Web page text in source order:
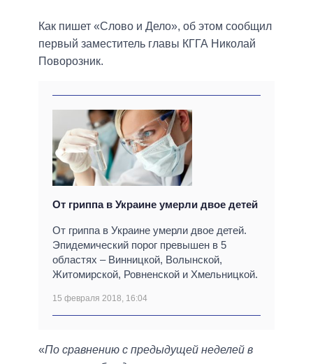
Как пишет «Слово и Дело», об этом сообщил
первый заместитель главы КГГА Николай
Поворозник.
От гриппа в Украине умерли двое детей
От гриппа в Украине умерли двое детей.
Эпидемический порог превышен в 5
областях – Винницкой, Волынской,
Житомирской, Ровненской и Хмельницкой.
15 февраля 2018, 16:04
«По сравнению с предыдущей неделей в